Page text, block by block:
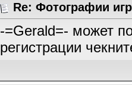
Re: Фотографии
-=Gerald=- может
регистрации